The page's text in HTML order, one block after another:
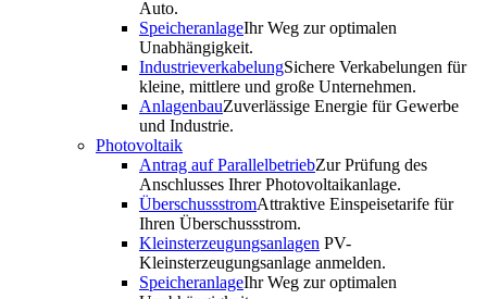
Auto.
SpeicheranlageIhr Weg zur optimalen
Unabhängigkeit.
IndustrieverkabelungSichere Verkabelungen für
kleine, mittlere und große Unternehmen.
AnlagenbauZuverlässige Energie für Gewerbe
und Industrie.
Photovoltaik
Antrag auf ParallelbetriebZur Prüfung des
Anschlusses Ihrer Photovoltaikanlage.
ÜberschussstromAttraktive Einspeisetarife für
Ihren Überschussstrom.
Kleinsterzeugungsanlagen PV-
Kleinsterzeugungsanlage anmelden.
SpeicheranlageIhr Weg zur optimalen